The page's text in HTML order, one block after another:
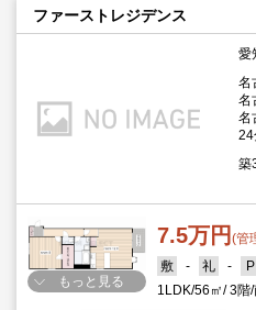
ファーストレジデンス
愛
名
名
名
24
築
もっと見る
3階
7.5万円(管
-
-
1LDK 56㎡